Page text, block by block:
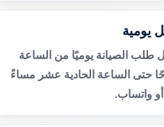
يومية
طلب الصيانة يوميًا من الساعة
حتى الساعة الحادية عشر مساءً
واتساب.